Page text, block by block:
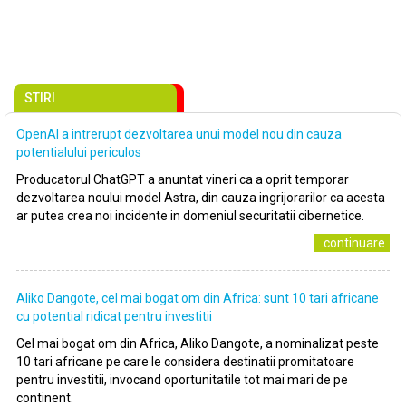
STIRI
OpenAI a intrerupt dezvoltarea unui model nou din cauza
potentialului periculos
Producatorul ChatGPT a anuntat vineri ca a oprit temporar
dezvoltarea noului model Astra, din cauza ingrijorarilor ca acesta
ar putea crea noi incidente in domeniul securitatii cibernetice.
..continuare
Aliko Dangote, cel mai bogat om din Africa: sunt 10 tari africane
cu potential ridicat pentru investitii
Cel mai bogat om din Africa, Aliko Dangote, a nominalizat peste
10 tari africane pe care le considera destinatii promitatoare
pentru investitii, invocand oportunitatile tot mai mari de pe
continent.